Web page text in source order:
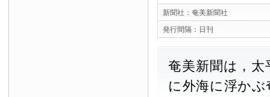
新聞社： 奄美新聞社
発行間隔： 日刊
奄美新聞は，
に外海に浮か